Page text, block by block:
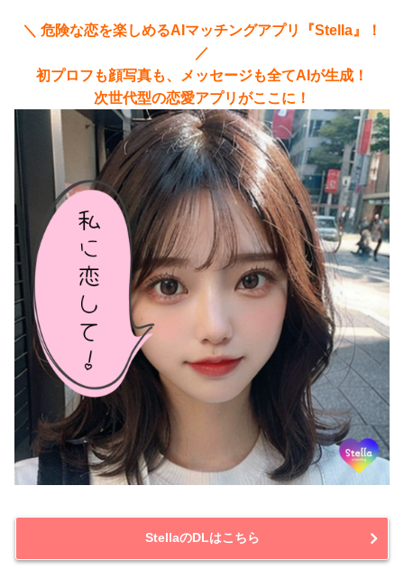
＼ 危険な恋を楽しめるAIマッチングアプリ『Stella』！
／
初プロフも顔写真も、メッセージも全てAIが生成！
次世代型の恋愛アプリがここに！
StellaのDLはこちら